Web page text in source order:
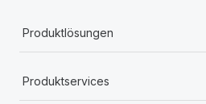
Produktlösungen
Produktservices